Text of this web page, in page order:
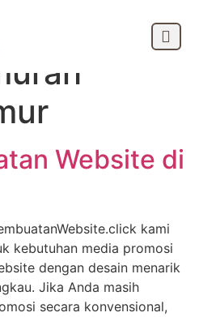
pembuatan
Website di
kami
kebutuhan media promosi
dengan desain menarik
Jika Anda masih
secara konvensional,